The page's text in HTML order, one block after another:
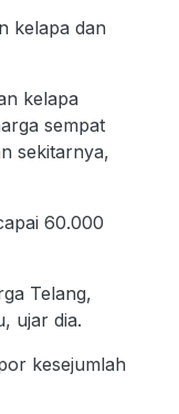
kelapa dan
kelapa
sempat
sekitarnya,
60.000
Telang,
ujar dia.
kesejumlah